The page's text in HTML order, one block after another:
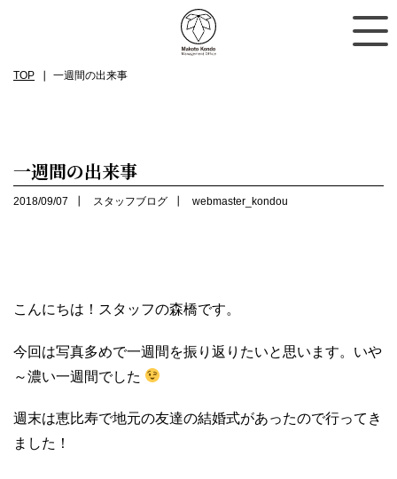
TOP 一週間の出来事
一週間の出来事
2018/09/07 スタッフブログ webmaster_kondou
こんにちは！スタッフの森橋です。
今回は写真多めで一週間を振り返りたいと思います。いや
～濃い一週間でした
週末は恵比寿で地元の友達の結婚式があったので行ってき
ました！